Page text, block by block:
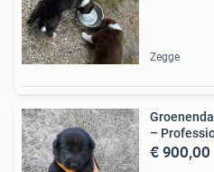
Zegge
–
€ 900,00